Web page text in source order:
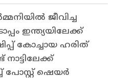
ജീവിച്ച
ഇന്ത്യയിലേക്ക്
കോച്ചായ ഹരിത്
പോസ്റ്റ് ഷെയര്‍